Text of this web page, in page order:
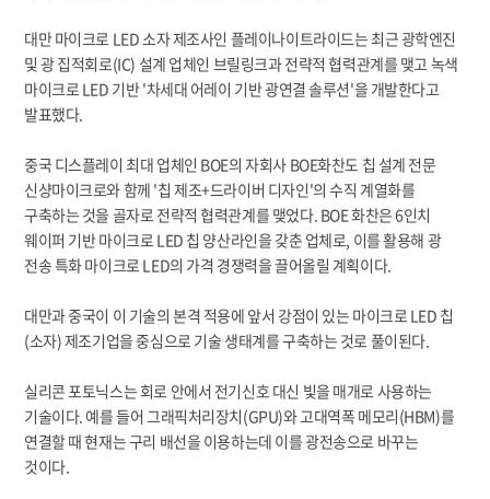
대만 마이크로 LED 소자 제조사인 플레이나이트라이드는 최근 광학엔진
및 광 집적회로(IC) 설계 업체인 브릴링크과 전략적 협력관계를 맺고 녹색
마이크로 LED 기반 '차세대 어레이 기반 광연결 솔루션'을 개발한다고
발표했다.
중국 디스플레이 최대 업체인 BOE의 자회사 BOE화찬도 칩 설계 전문
신샹마이크로와 함께 '칩 제조+드라이버 디자인'의 수직 계열화를
구축하는 것을 골자로 전략적 협력관계를 맺었다. BOE 화찬은 6인치
웨이퍼 기반 마이크로 LED 칩 양산라인을 갖춘 업체로, 이를 활용해 광
전송 특화 마이크로 LED의 가격 경쟁력을 끌어올릴 계획이다.
대만과 중국이 이 기술의 본격 적용에 앞서 강점이 있는 마이크로 LED 칩
(소자) 제조기업을 중심으로 기술 생태계를 구축하는 것로 풀이된다.
실리콘 포토닉스는 회로 안에서 전기신호 대신 빛을 매개로 사용하는
기술이다. 예를 들어 그래픽처리장치(GPU)와 고대역폭 메모리(HBM)를
연결할 때 현재는 구리 배선을 이용하는데 이를 광전송으로 바꾸는
것이다.